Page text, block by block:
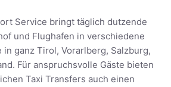
Service bringt täglich dutzende
und Flughafen in verschiedene
ganz Tirol, Vorarlberg, Salzburg,
Für anspruchsvolle Gäste bieten
Taxi Transfers auch einen